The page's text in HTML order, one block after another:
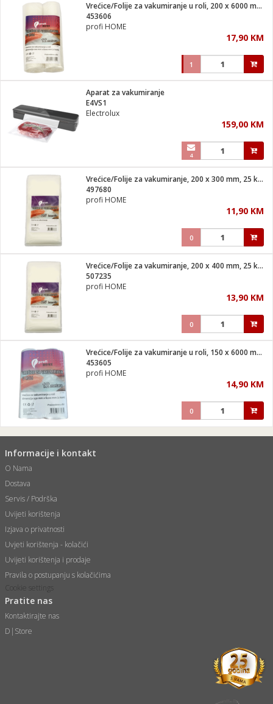
Vrećice/Folije za vakumiranje u roli, 200 x 6000 mm, 2 kom
453606
profi HOME
17,90 KM
1
Aparat za vakumiranje
E4VS1
Electrolux
159,00 KM
4
Vrećice/Folije za vakumiranje, 200 x 300 mm, 25 kom
497680
profi HOME
11,90 KM
0
Vrećice/Folije za vakumiranje, 200 x 400 mm, 25 kom
507235
profi HOME
13,90 KM
0
Vrećice/Folije za vakumiranje u roli, 150 x 6000 mm, 2 kom
453605
profi HOME
14,90 KM
0
Informacije i kontakt
O Nama
Dostava
Servis / Podrška
Uvijeti korištenja
Izjava o privatnosti
Uvjeti korištenja - kolačići
Uvijeti korištenja i prodaje
Pravila o postupanju s kolačićima
Cookie settings
Pratite nas
Kontaktirajte nas
D|Store